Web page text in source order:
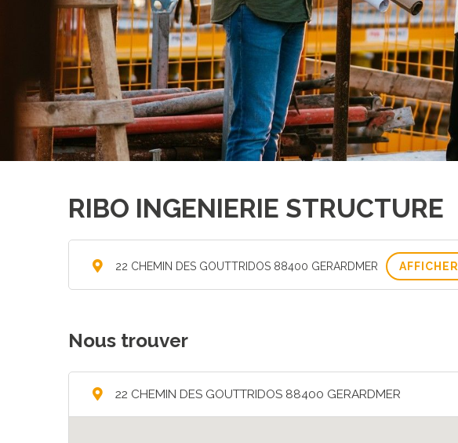
RIBO INGENIERIE STRUCTURE
22 CHEMIN DES GOUTTRIDOS 88400 GERARDMER
Nous trouver
22 CHEMIN DES GOUTTRIDOS 88400 GERARDMER